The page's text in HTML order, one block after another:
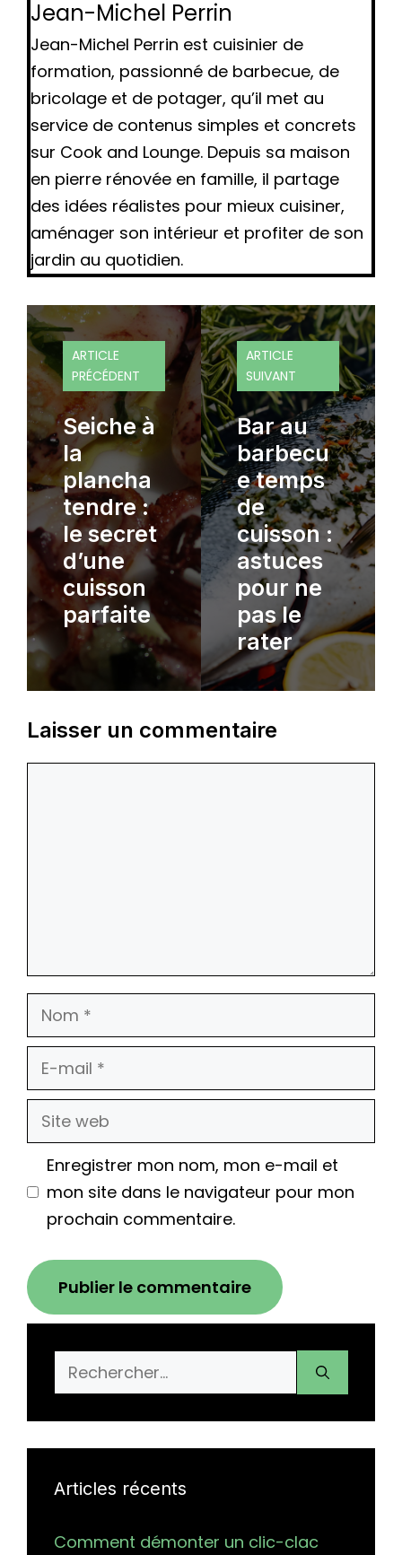
Jean-Michel Perrin
Jean-Michel Perrin est cuisinier de
formation, passionné de barbecue, de
bricolage et de potager, qu’il met au
service de contenus simples et concrets
sur Cook and Lounge. Depuis sa maison
en pierre rénovée en famille, il partage
des idées réalistes pour mieux cuisiner,
aménager son intérieur et profiter de son
jardin au quotidien.
ARTICLE
PRÉCÉDENT
Seiche à
la
plancha
tendre :
le secret
d’une
cuisson
parfaite
ARTICLE
SUIVANT
Bar au
barbecu
e temps
de
cuisson :
astuces
pour ne
pas le
rater
Laisser un commentaire
Nom
E-
mail
Site
web
Enregistrer mon nom, mon e-mail et
mon site dans le navigateur pour mon
prochain commentaire.
Rechercher :
Articles récents
Comment démonter un clic-clac